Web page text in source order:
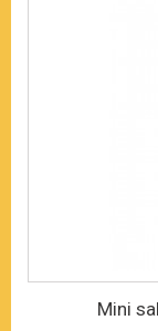
Mini